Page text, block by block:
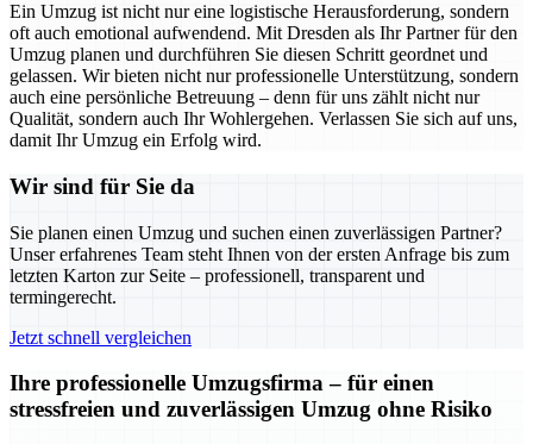
Ein Umzug ist nicht nur eine logistische Herausforderung, sondern
oft auch emotional aufwendend. Mit Dresden als Ihr Partner für den
Umzug planen und durchführen Sie diesen Schritt geordnet und
gelassen. Wir bieten nicht nur professionelle Unterstützung, sondern
auch eine persönliche Betreuung – denn für uns zählt nicht nur
Qualität, sondern auch Ihr Wohlergehen. Verlassen Sie sich auf uns,
damit Ihr Umzug ein Erfolg wird.
Wir sind für Sie da
Sie planen einen Umzug und suchen einen zuverlässigen Partner?
Unser erfahrenes Team steht Ihnen von der ersten Anfrage bis zum
letzten Karton zur Seite – professionell, transparent und
termingerecht.
Jetzt schnell vergleichen
Ihre professionelle Umzugsfirma – für einen
stressfreien und zuverlässigen Umzug ohne Risiko